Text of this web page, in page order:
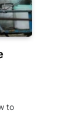
to